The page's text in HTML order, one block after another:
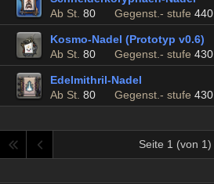
Ab St. 80 Gegenst.- stufe 440
Kosmo-Nadel (Prototyp v0.6)
Ab St. 80 Gegenst.- stufe 430
Edelmithril-Nadel
Ab St. 80 Gegenst.- stufe 430
Seite 1 (von 1)